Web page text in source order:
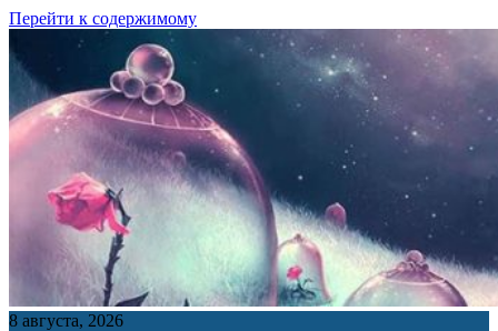
Перейти к содержимому
8 августа, 2026